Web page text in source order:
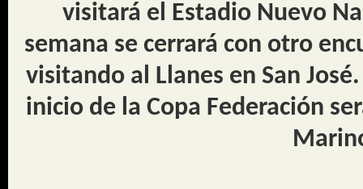
visitará el Estadio Nuevo
semana se cerrará con otro
visitando al Llanes en San
inicio de la Copa Federación